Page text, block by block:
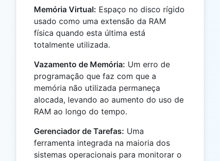
Memória Virtual: Espaço no disco rígido
usado como uma extensão da RAM
física quando esta última está
totalmente utilizada.
Vazamento de Memória: Um erro de
programação que faz com que a
memória não utilizada permaneça
alocada, levando ao aumento do uso de
RAM ao longo do tempo.
Gerenciador de Tarefas: Uma
ferramenta integrada na maioria dos
sistemas operacionais para monitorar o